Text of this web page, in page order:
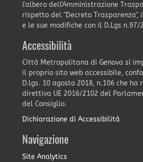
l'albero dell'Amministrazione
rispetto del "Decreto Trasparenza",
e le sue modifiche con il D.Lgs n.97/
Accessibilità
Città Metropolitana di Genova si
il proprio sito web accessibile,
D.lgs. 10 agosto 2018, n.106 che ha
direttiva UE 2016/2102 del
del Consiglio.
Dichiarazione di Accessibilità
Navigazione
Site Analytics